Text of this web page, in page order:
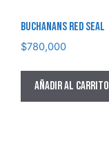
BUCHANANS RED SEAL
$780,000
Añadir al carrito